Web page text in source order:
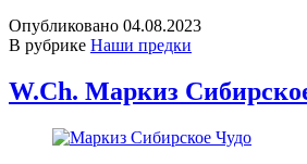
Опубликовано 04.08.2023
В рубрике Наши предки
W.Ch. Маркиз